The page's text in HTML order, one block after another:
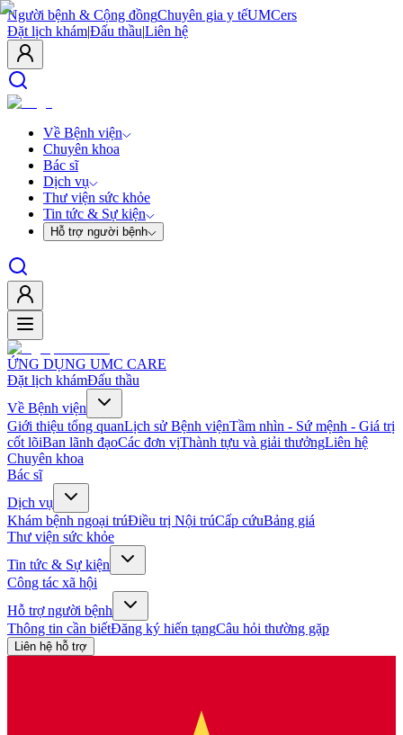
Người bệnh & Cộng đồngChuyên gia y tếUMCers
Đặt lịch khám|Đấu thầu|Liên hệ
Về Bệnh viện
Chuyên khoa
Bác sĩ
Dịch vụ
Thư viện sức khỏe
Tin tức & Sự kiện
Hỗ trợ người bệnh
ỨNG DỤNG UMC CARE
Đặt lịch khámĐấu thầu
Về Bệnh viện
Giới thiệu tổng quanLịch sử Bệnh việnTầm nhìn - Sứ mệnh - Giá trị
cốt lõiBan lãnh đạoCác đơn vịThành tựu và giải thưởngLiên hệ
Chuyên khoa
Bác sĩ
Dịch vụ
Khám bệnh ngoại trúĐiều trị Nội trúCấp cứuBảng giá
Thư viện sức khỏe
Tin tức & Sự kiện
Công tác xã hội
Hỗ trợ người bệnh
Thông tin cần biếtĐăng ký hiến tạngCâu hỏi thường gặp
Liên hệ hỗ trợ